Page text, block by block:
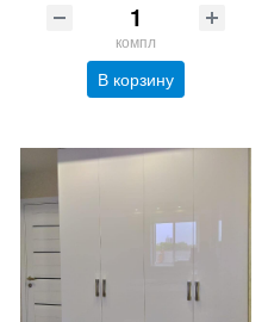
компл
В корзину